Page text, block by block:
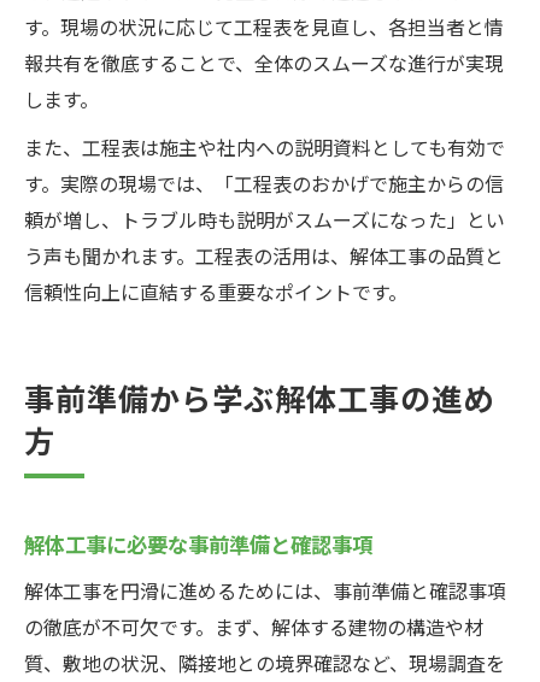
す。現場の状況に応じて工程表を見直し、各担当者と情
報共有を徹底することで、全体のスムーズな進行が実現
します。
また、工程表は施主や社内への説明資料としても有効で
す。実際の現場では、「工程表のおかげで施主からの信
頼が増し、トラブル時も説明がスムーズになった」とい
う声も聞かれます。工程表の活用は、解体工事の品質と
信頼性向上に直結する重要なポイントです。
事前準備から学ぶ解体工事の進め
方
解体工事に必要な事前準備と確認事項
解体工事を円滑に進めるためには、事前準備と確認事項
の徹底が不可欠です。まず、解体する建物の構造や材
質、敷地の状況、隣接地との境界確認など、現場調査を